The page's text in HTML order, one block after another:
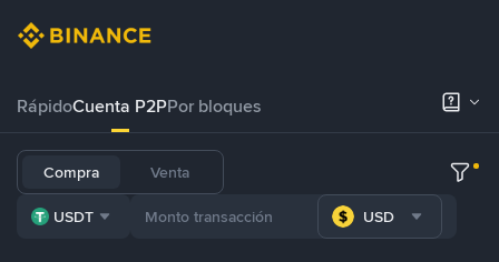
RápidoCuenta P2PPor bloques
Compra Venta
USDT USD